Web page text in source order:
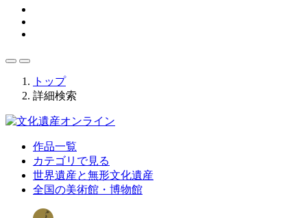
トップ
詳細検索
作品一覧
カテゴリで見る
世界遺産と無形文化遺産
全国の美術館・博物館